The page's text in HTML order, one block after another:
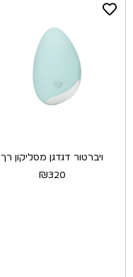
ויברטור דגדגן מסליקון רך
₪320